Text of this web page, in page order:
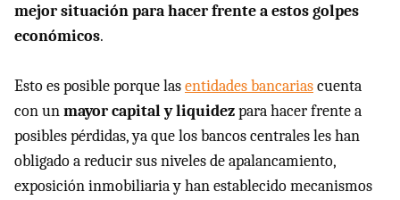
mejor situación para hacer frente a estos golpes
económicos.
Esto es posible porque lasentidades bancariascuenta
con unmayor capital y liquidezpara hacer frente a
posibles pérdidas, ya que los bancos centrales les han
obligado a reducir sus niveles de apalancamiento,
exposición inmobiliaria y han establecido mecanismos